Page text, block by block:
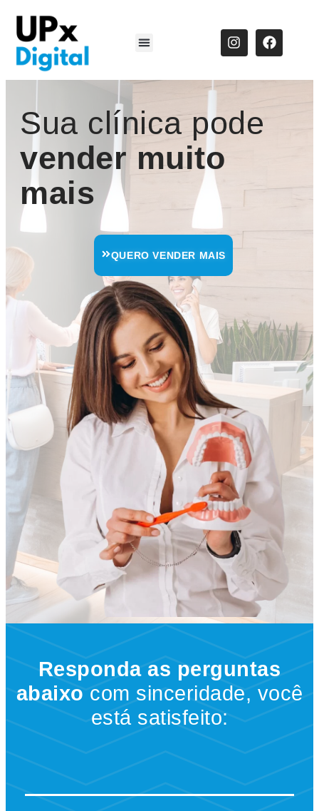
Sua clínica pode
vender muito
mais
QUERO VENDER MAIS
Responda as perguntas
abaixo com sinceridade, você
está satisfeito: